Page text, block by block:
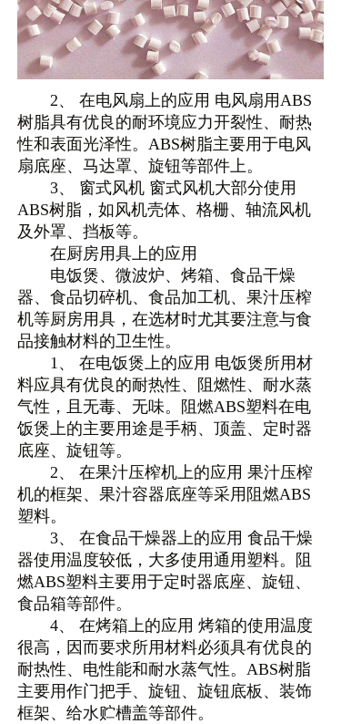
2、 在电风扇上的应用 电风扇用ABS
树脂具有优良的耐环境应力开裂性、耐热
性和表面光泽性。ABS树脂主要用于电风
扇底座、马达罩、旋钮等部件上。
3、 窗式风机 窗式风机大部分使用
ABS树脂，如风机壳体、格栅、轴流风机
及外罩、挡板等。
在厨房用具上的应用
电饭煲、微波炉、烤箱、食品干燥
器、食品切碎机、食品加工机、果汁压榨
机等厨房用具，在选材时尤其要注意与食
品接触材料的卫生性。
1、 在电饭煲上的应用 电饭煲所用材
料应具有优良的耐热性、阻燃性、耐水蒸
气性，且无毒、无味。阻燃ABS塑料在电
饭煲上的主要用途是手柄、顶盖、定时器
底座、旋钮等。
2、 在果汁压榨机上的应用 果汁压榨
机的框架、果汁容器底座等采用阻燃ABS
塑料。
3、 在食品干燥器上的应用 食品干燥
器使用温度较低，大多使用通用塑料。阻
燃ABS塑料主要用于定时器底座、旋钮、
食品箱等部件。
4、 在烤箱上的应用 烤箱的使用温度
很高，因而要求所用材料必须具有优良的
耐热性、电性能和耐水蒸气性。ABS树脂
主要用作门把手、旋钮、旋钮底板、装饰
框架、给水贮槽盖等部件。